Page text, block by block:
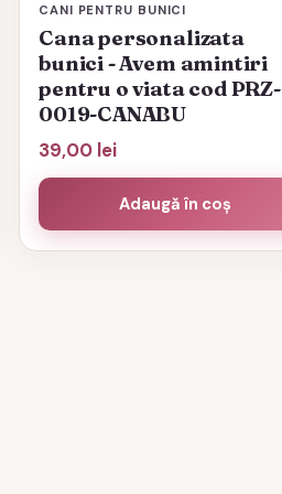
CANI PENTRU BUNICI
Cana personalizata
bunici - Avem amintiri
pentru o viata cod PRZ-
0019-CANABU
39,00 lei
Adaugă în coș